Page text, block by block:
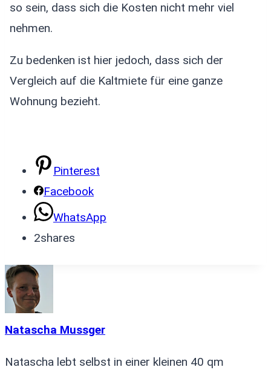
so sein, dass sich die Kosten nicht mehr viel
nehmen.
Zu bedenken ist hier jedoch, dass sich der
Vergleich auf die Kaltmiete für eine ganze
Wohnung bezieht.
Pinterest
Facebook
WhatsApp
2shares
Natascha Mussger
Natascha lebt selbst in einer kleinen 40 qm